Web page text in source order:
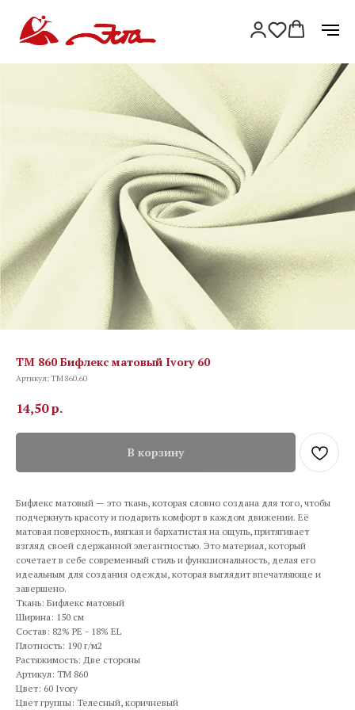
TM 860 Бифлекс матовый Ivory 60
Артикул:TM 860.60
14,50р.
В корзину
Бифлекс матовый — это ткань, которая словно создана для того, чтобы
подчеркнуть красоту и подарить комфорт в каждом движении. Её
матовая поверхность, мягкая и бархатистая на ощупь, притягивает
взгляд своей сдержанной элегантностью. Это материал, который
сочетает в себе современный стиль и функциональность, делая его
идеальным для создания одежды, которая выглядит впечатляюще и
завершено.
Ткань: Бифлекс матовый
Ширина: 150 см
Состав: 82% PE - 18% EL
Плотность: 190 г/м2
Растяжимость: Две стороны
Артикул: TM 860
Цвет: 60 Ivory
Цвет группы: Телесный, коричневый